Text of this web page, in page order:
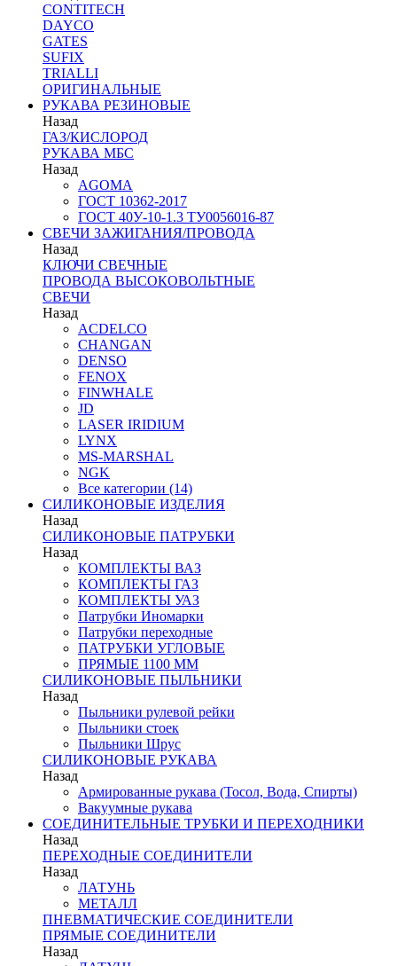
CONTITECH
DAYCO
GATES
SUFIX
TRIALLI
ОРИГИНАЛЬНЫЕ
РУКАВА РЕЗИНОВЫЕ
Назад
ГАЗ/КИСЛОРОД
РУКАВА МБС
Назад
AGOMA
ГОСТ 10362-2017
ГОСТ 40У-10-1.3 ТУ0056016-87
СВЕЧИ ЗАЖИГАНИЯ/ПРОВОДА
Назад
КЛЮЧИ СВЕЧНЫЕ
ПРОВОДА ВЫСОКОВОЛЬТНЫЕ
СВЕЧИ
Назад
ACDELCO
CHANGAN
DENSO
FENOX
FINWHALE
JD
LASER IRIDIUM
LYNX
MS-MARSHAL
NGK
Все категории (14)
СИЛИКОНОВЫЕ ИЗДЕЛИЯ
Назад
СИЛИКОНОВЫЕ ПАТРУБКИ
Назад
КОМПЛЕКТЫ ВАЗ
КОМПЛЕКТЫ ГАЗ
КОМПЛЕКТЫ УАЗ
Патрубки Иномарки
Патрубки переходные
ПАТРУБКИ УГЛОВЫЕ
ПРЯМЫЕ 1100 ММ
СИЛИКОНОВЫЕ ПЫЛЬНИКИ
Назад
Пыльники рулевой рейки
Пыльники стоек
Пыльники Шрус
СИЛИКОНОВЫЕ РУКАВА
Назад
Армированные рукава (Тосол, Вода, Спирты)
Вакуумные рукава
СОЕДИНИТЕЛЬНЫЕ ТРУБКИ И ПЕРЕХОДНИКИ
Назад
ПЕРЕХОДНЫЕ СОЕДИНИТЕЛИ
Назад
ЛАТУНЬ
МЕТАЛЛ
ПНЕВМАТИЧЕСКИЕ СОЕДИНИТЕЛИ
ПРЯМЫЕ СОЕДИНИТЕЛИ
Назад